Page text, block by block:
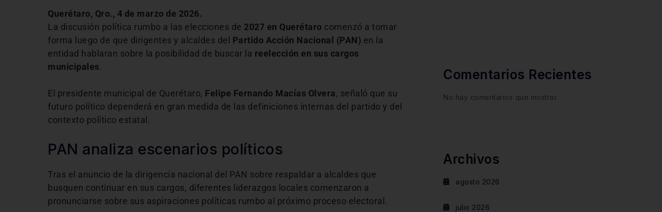
Querétaro, Qro., 4 de marzo de 2026.
La discusión política rumbo a las elecciones de 2027 en Querétaro comenzó a tomar
forma luego de que dirigentes y alcaldes del Partido Acción Nacional (PAN) en la
entidad hablaran sobre la posibilidad de buscar la reelección en sus cargos
municipales.
El presidente municipal de Querétaro, Felipe Fernando Macías Olvera, señaló que su
futuro político dependerá en gran medida de las definiciones internas del partido y del
contexto político estatal.
PAN analiza escenarios políticos
Tras el anuncio de la dirigencia nacional del PAN sobre respaldar a alcaldes que
busquen continuar en sus cargos, diferentes liderazgos locales comenzaron a
pronunciarse sobre sus aspiraciones políticas rumbo al próximo proceso electoral.
Comentarios Recientes
No hay comentarios que mostrar.
Archivos
agosto 2026
julio 2026